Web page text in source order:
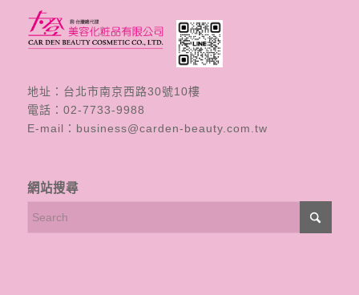
地址：台北市南京西路30號10樓
電話： 02-7733-9988
E-mail： business@carden-beauty.com.tw
網站搜尋